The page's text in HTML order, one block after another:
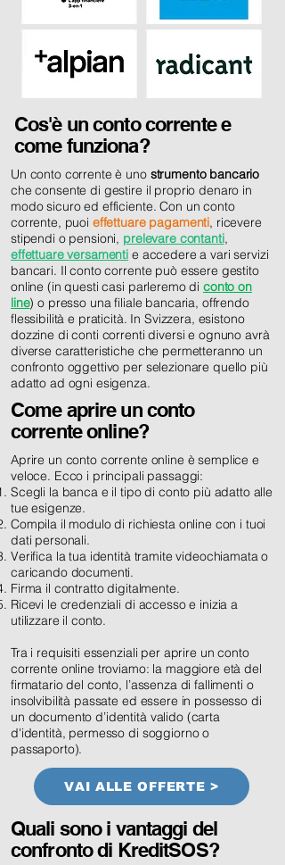
Cos'è un conto corrente e
come funziona?
Un conto corrente è uno strumento bancario
che consente di gestire il proprio denaro in
modo sicuro ed efficiente. Con un conto
corrente, puoi effettuare pagamenti, ricevere
stipendi o pensioni, prelevare contanti,
effettuare versamenti e accedere a vari servizi
bancari. Il conto corrente può essere gestito
online (in questi casi parleremo di conto on
line) o presso una filiale bancaria, offrendo
flessibilità e praticità. In Svizzera, esistono
dozzine di conti correnti diversi e ognuno avrà
diverse caratteristiche che permetteranno un
confronto oggettivo per selezionare quello più
adatto ad ogni esigenza.
Come aprire un conto
corrente online?
Aprire un conto corrente online è semplice e
veloce. Ecco i principali passaggi:
Scegli la banca e il tipo di conto più adatto alle
tue esigenze.
Compila il modulo di richiesta online con i tuoi
dati personali.
Verifica la tua identità tramite videochiamata o
caricando documenti.
Firma il contratto digitalmente.
Ricevi le credenziali di accesso e inizia a
utilizzare il conto.
Tra i requisiti essenziali per aprire un conto
corrente online troviamo: la maggiore età del
firmatario del conto, l’assenza di fallimenti o
insolvibilità passate ed essere in possesso di
un documento d’identità valido (carta
d'identità, permesso di soggiorno o
passaporto).
VAI ALLE OFFERTE >
Quali sono i vantaggi del
confronto di KreditSOS?